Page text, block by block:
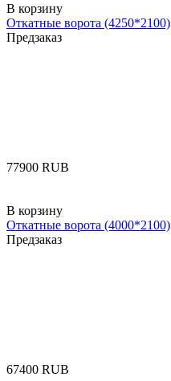
В корзину
Откатные ворота (4250*2100)
Предзаказ
‍77900‍ RUB
В корзину
Откатные ворота (4000*2100)
Предзаказ
‍67400‍ RUB